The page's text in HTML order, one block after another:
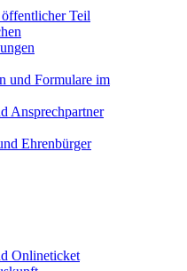
Teil
und Formulare im
Ansprechpartner
Ehrenbürger
Onlineticket